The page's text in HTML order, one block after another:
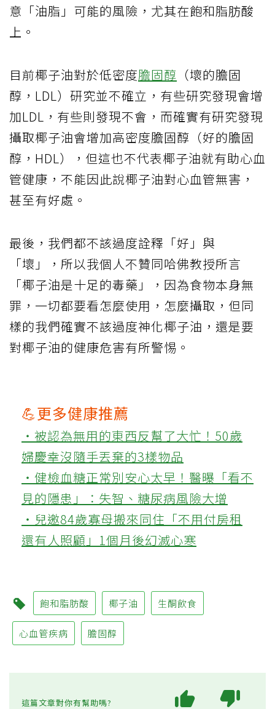
意「油脂」可能的風險，尤其在飽和脂肪酸
上。
目前椰子油對於低密度膽固醇 （壞的膽固
醇，LDL）研究並不確立，有些研究發現會增
加LDL，有些則發現不會，而確實有研究發現
攝取椰子油會增加高密度膽固醇（好的膽固
醇，HDL），但這也不代表椰子油就有助心血
管健康，不能因此說椰子油對心血管無害，
甚至有好處。
最後，我們都不該過度詮釋「好」與
「壞」，所以我個人不贊同哈佛教授所言
「椰子油是十足的毒藥」，因為食物本身無
罪，一切都要看怎麼使用，怎麼攝取，但同
樣的我們確實不該過度神化椰子油，還是要
對椰子油的健康危害有所警惕。
💪更多健康推薦
‧被認為無用的東西反幫了大忙！50歲
婦慶幸沒隨手丟棄的3樣物品
‧健檢血糖正常別安心太早！醫曝「看不
見的隱患」：失智、糖尿病風險大增
‧兒邀84歲寡母搬來同住「不用付房租
還有人照顧」1個月後幻滅心寒
飽和脂肪酸 椰子油 生酮飲食
心血管疾病 膽固醇
這篇文章對你有幫助嗎?